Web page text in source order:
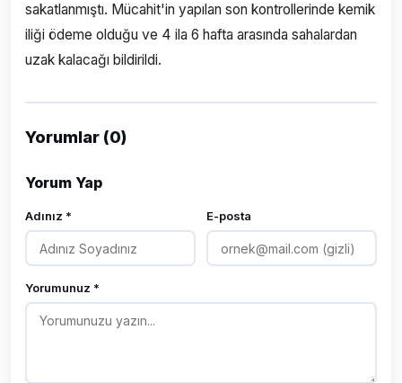
sakatlanmıştı. Mücahit'in yapılan son kontrollerinde kemik
iliği ödeme olduğu ve 4 ila 6 hafta arasında sahalardan
uzak kalacağı bildirildi.
Yorumlar (0)
Yorum Yap
Adınız * E-posta
Yorumunuz *